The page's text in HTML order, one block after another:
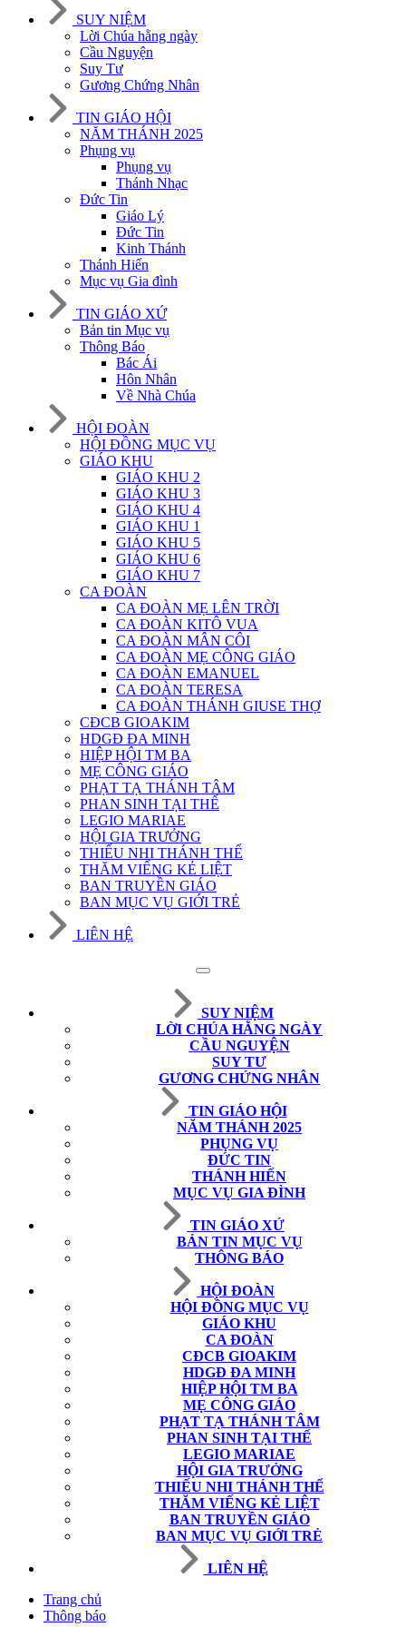
SUY NIỆM
Lời Chúa hằng ngày
Cầu Nguyện
Suy Tư
Gương Chứng Nhân
TIN GIÁO HỘI
NĂM THÁNH 2025
Phụng vụ
Phụng vụ
Thánh Nhạc
Đức Tin
Giáo Lý
Đức Tin
Kinh Thánh
Thánh Hiến
Mục vụ Gia đình
TIN GIÁO XỨ
Bản tin Mục vụ
Thông Báo
Bác Ái
Hôn Nhân
Về Nhà Chúa
HỘI ĐOÀN
HỘI ĐỒNG MỤC VỤ
GIÁO KHU
GIÁO KHU 2
GIÁO KHU 3
GIÁO KHU 4
GIÁO KHU 1
GIÁO KHU 5
GIÁO KHU 6
GIÁO KHU 7
CA ĐOÀN
CA ĐOÀN MẸ LÊN TRỜI
CA ĐOÀN KITÔ VUA
CA ĐOÀN MÂN CÔI
CA ĐOÀN MẸ CÔNG GIÁO
CA ĐOÀN EMANUEL
CA ĐOÀN TERESA
CA ĐOÀN THÁNH GIUSE THỢ
CĐCB GIOAKIM
HDGĐ ĐA MINH
HIỆP HỘI TM BA
MẸ CÔNG GIÁO
PHẠT TẠ THÁNH TÂM
PHAN SINH TẠI THẾ
LEGIO MARIAE
HỘI GIA TRƯỞNG
THIẾU NHI THÁNH THỂ
THĂM VIẾNG KẺ LIỆT
BAN TRUYỀN GIÁO
BAN MỤC VỤ GIỚI TRẺ
LIÊN HỆ
SUY NIỆM
LỜI CHÚA HẰNG NGÀY
CẦU NGUYỆN
SUY TƯ
GƯƠNG CHỨNG NHÂN
TIN GIÁO HỘI
NĂM THÁNH 2025
PHỤNG VỤ
ĐỨC TIN
THÁNH HIẾN
MỤC VỤ GIA ĐÌNH
TIN GIÁO XỨ
BẢN TIN MỤC VỤ
THÔNG BÁO
HỘI ĐOÀN
HỘI ĐỒNG MỤC VỤ
GIÁO KHU
CA ĐOÀN
CĐCB GIOAKIM
HDGĐ ĐA MINH
HIỆP HỘI TM BA
MẸ CÔNG GIÁO
PHẠT TẠ THÁNH TÂM
PHAN SINH TẠI THẾ
LEGIO MARIAE
HỘI GIA TRƯỞNG
THIẾU NHI THÁNH THỂ
THĂM VIẾNG KẺ LIỆT
BAN TRUYỀN GIÁO
BAN MỤC VỤ GIỚI TRẺ
LIÊN HỆ
Trang chủ
Thông báo